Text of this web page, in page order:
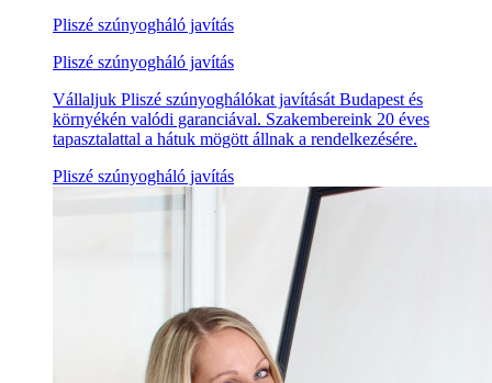
Pliszé szúnyogháló javítás
Pliszé szúnyogháló javítás
Vállaljuk Pliszé szúnyoghálókat javítását Budapest és
környékén valódi garanciával. Szakembereink 20 éves
tapasztalattal a hátuk mögött állnak a rendelkezésére.
Pliszé szúnyogháló javítás